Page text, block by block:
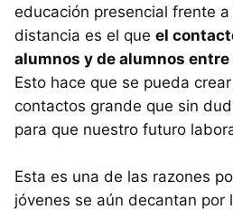
educación presencial frente
distancia es el que el
alumnos y de alumnos
Esto hace que se pueda
contactos grande que sin
para que nuestro futuro
Esta es una de las razones
jóvenes se aún decantan por